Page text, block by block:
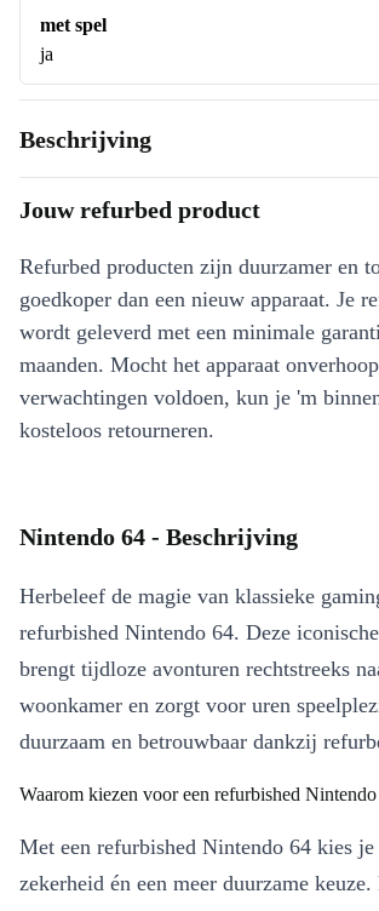
met spel
ja
Beschrijving
Jouw refurbed product
Refurbed producten zijn duurzamer en
goedkoper dan een nieuw apparaat. Je
wordt geleverd met een minimale
maanden. Mocht het apparaat
verwachtingen voldoen, kun je 'm
kosteloos retourneren.
Nintendo 64 - Beschrijving
Herbeleef de magie van klassieke
refurbished Nintendo 64. Deze
brengt tijdloze avonturen rechtstreeks
woonkamer en zorgt voor uren
duurzaam en betrouwbaar dankzij
Waarom kiezen voor een refurbished
Met een refurbished Nintendo 64 kies
zekerheid én een meer duurzame